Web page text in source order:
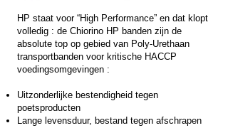
HP staat voor “High Performance” en dat klopt
volledig : de Chiorino HP banden zijn de
absolute top op gebied van Poly-Urethaan
transportbanden voor kritische HACCP
voedingsomgevingen :
Uitzonderlijke bestendigheid tegen
poetsproducten
Lange levensduur, bestand tegen afschrapen